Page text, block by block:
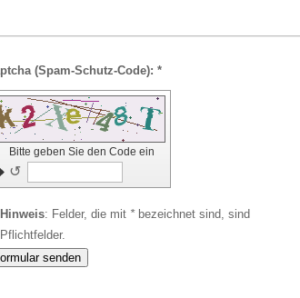
Captcha (Spam-Schutz-Code): *
Bitte geben Sie den Code ein
↺
Hinweis : Felder, die mit *bezeichnet sind, sind
Pflichtfelder.